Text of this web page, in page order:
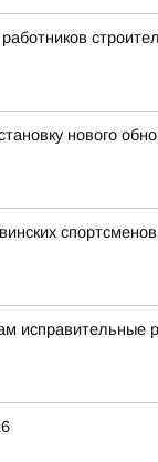
нового